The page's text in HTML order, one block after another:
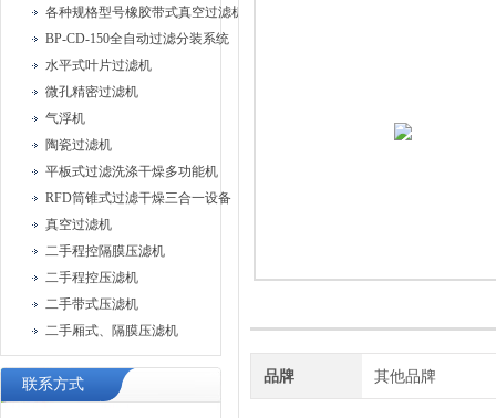
各种规格型号橡胶带式真空过滤机
BP-CD-150全自动过滤分装系统
水平式叶片过滤机
微孔精密过滤机
气浮机
陶瓷过滤机
平板式过滤洗涤干燥多功能机
RFD筒锥式过滤干燥三合一设备
真空过滤机
二手程控隔膜压滤机
二手程控压滤机
二手带式压滤机
二手厢式、隔膜压滤机
联系方式 品牌 其他品牌